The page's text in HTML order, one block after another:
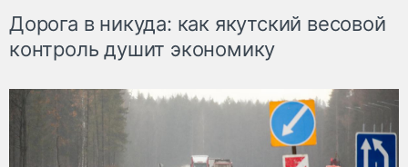
Дорога в никуда: как якутский весовой
контроль душит экономику